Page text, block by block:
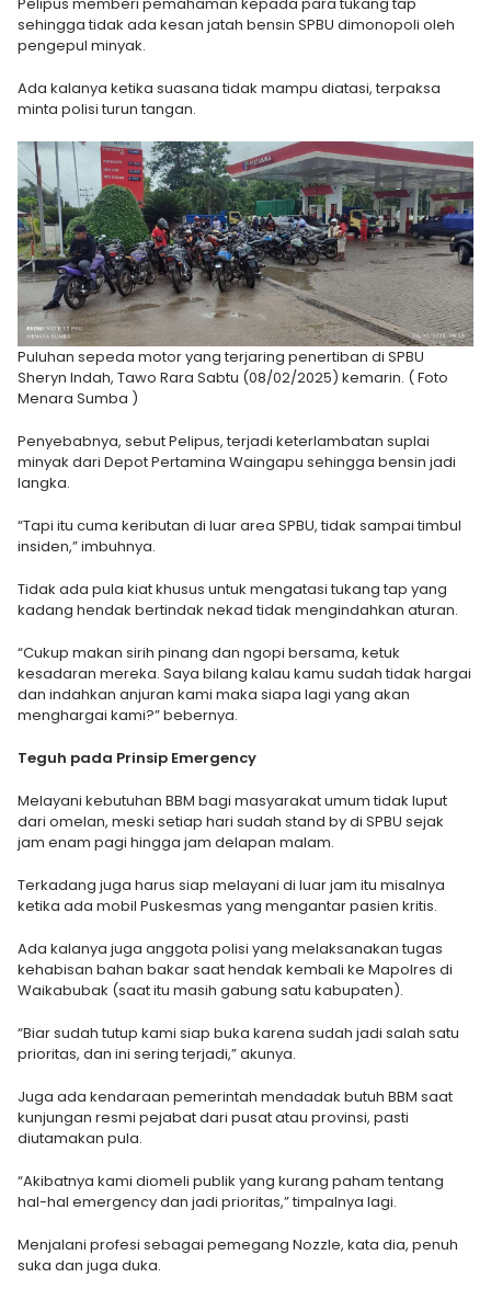
sehingga tidak ada kesan jatah bensin SPBU dimonopoli oleh
pengepul minyak.
Ada kalanya ketika suasana tidak mampu diatasi, terpaksa
minta polisi turun tangan.
Puluhan sepeda motor yang terjaring penertiban di SPBU
Sheryn Indah, Tawo Rara Sabtu (08/02/2025) kemarin. ( Foto
Menara Sumba )
Penyebabnya, sebut Pelipus, terjadi keterlambatan suplai
minyak dari Depot Pertamina Waingapu sehingga bensin jadi
langka.
“Tapi itu cuma keributan di luar area SPBU, tidak sampai timbul
insiden,” imbuhnya.
Tidak ada pula kiat khusus untuk mengatasi tukang tap yang
kadang hendak bertindak nekad tidak mengindahkan aturan.
“Cukup makan sirih pinang dan ngopi bersama, ketuk
kesadaran mereka. Saya bilang kalau kamu sudah tidak hargai
dan indahkan anjuran kami maka siapa lagi yang akan
menghargai kami?” bebernya.
Teguh pada Prinsip Emergency
Melayani kebutuhan BBM bagi masyarakat umum tidak luput
dari omelan, meski setiap hari sudah stand by di SPBU sejak
jam enam pagi hingga jam delapan malam.
Terkadang juga harus siap melayani di luar jam itu misalnya
ketika ada mobil Puskesmas yang mengantar pasien kritis.
Ada kalanya juga anggota polisi yang melaksanakan tugas
kehabisan bahan bakar saat hendak kembali ke Mapolres di
Waikabubak (saat itu masih gabung satu kabupaten).
“Biar sudah tutup kami siap buka karena sudah jadi salah satu
prioritas, dan ini sering terjadi,” akunya.
Juga ada kendaraan pemerintah mendadak butuh BBM saat
kunjungan resmi pejabat dari pusat atau provinsi, pasti
diutamakan pula.
“Akibatnya kami diomeli publik yang kurang paham tentang
hal-hal emergency dan jadi prioritas,” timpalnya lagi.
Menjalani profesi sebagai pemegang Nozzle, kata dia, penuh
suka dan juga duka.